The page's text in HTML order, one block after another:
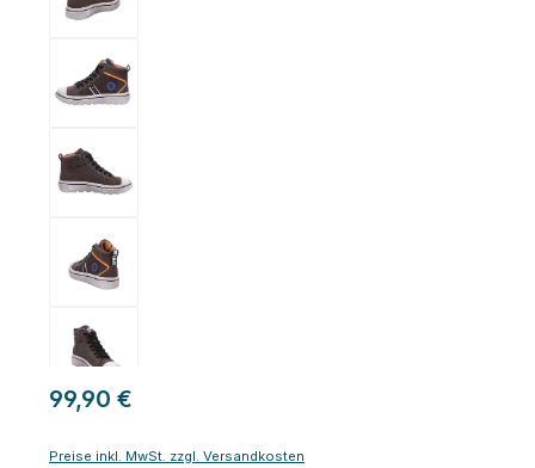
99,90 €
Preise inkl. MwSt. zzgl. Versandkosten